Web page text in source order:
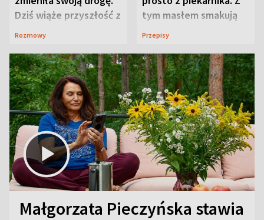
Dziś wiąże przyszłość z
neurobiologią
Rozmowy
tym masłem smakują
jeszcze lepiej
Przepisy
Małgorzata Pieczyńska stawia